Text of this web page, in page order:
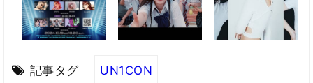
記事タグ UN1CON